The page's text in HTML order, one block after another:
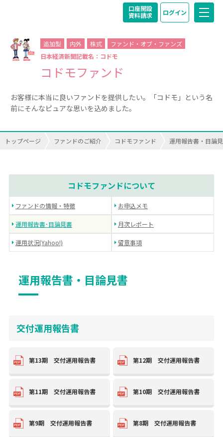
口座開設
資料請求
ログイン
コドモファンド
追加型 内外 株式
ファンド・オブ・ファンズ
日本経済新聞記載名：コドモ
お客様に本当に良いファンドを提供したい。「コドモ」という名
前にそんなピュアな思いを込めました。
トップページ ファンドのご紹介 コドモファンド 運用報告書・目論
コドモファンドについて
ファンドの情報・特徴 お申込メモ
運用報告書･目論見書 月次レポート
運用状況(Yahoo!) 留意事項
運用報告書・目論見書
交付運用報告書
第13期 交付運用報告書 第12期 交付運用報告書
第11期 交付運用報告書 第10期 交付運用報告書
第9期 交付運用報告書 第8期 交付運用報告書